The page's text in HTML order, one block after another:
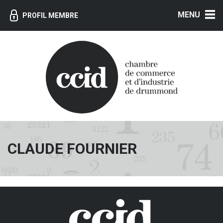
PROFIL MEMBRE
CLAUDE FOURNIER
MENU